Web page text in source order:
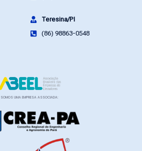
Teresina/PI
(86) 98863-0548
SOMOS UMA EMPRESA ASSOCIADA: